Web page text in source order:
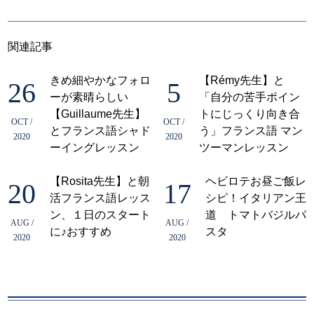
関連記事
26
OCT /
2020
きめ細やかなフォロ
ーが素晴らしい
【Guillaume先生】
とフランス語シャド
ーイングレッスン
5
OCT /
2020
【Rémy先生】と
「自分の苦手ポイン
トにじっくり向き合
う」フランス語 マン
ツーマンレッスン
20
AUG /
2020
【Rosita先生】と朝
活フランス語レッス
ン、１日のスタート
に♪おすすめ
17
AUG /
2020
ヘビロテお昼ご飯レ
シピ！イタリアン王
道 トマトバジルパ
スタ